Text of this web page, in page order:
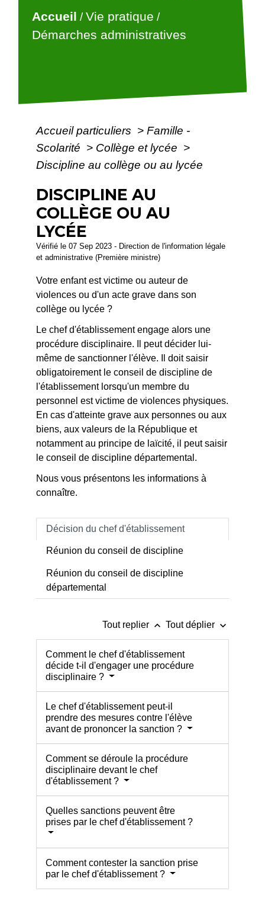
Accueil /Vie pratique /
Démarches administratives
Accueil particuliers > Famille -
Scolarité > Collège et lycée >
Discipline au collège ou au lycée
DISCIPLINE AU
COLLÈGE OU AU
LYCÉE
Vérifié le 07 Sep 2023 - Direction de l'information légale
et administrative (Première ministre)
Votre enfant est victime ou auteur de
violences ou d'un acte grave dans son
collège ou lycée ?
Le chef d'établissement engage alors une
procédure disciplinaire. Il peut décider lui-
même de sanctionner l'élève. Il doit saisir
obligatoirement le conseil de discipline de
l'établissement lorsqu'un membre du
personnel est victime de violences physiques.
En cas d'atteinte grave aux personnes ou aux
biens, aux valeurs de la République et
notamment au principe de laïcité, il peut saisir
le conseil de discipline départemental.
Nous vous présentons les informations à
connaître.
Décision du chef d'établissement
Réunion du conseil de discipline
Réunion du conseil de discipline
départemental
Tout replier keyboard_arrow_up Tout déplier keyboard_arrow_down
Comment le chef d'établissement
décide t-il d'engager une procédure
disciplinaire ?
Le chef d'établissement peut-il
prendre des mesures contre l'élève
avant de prononcer la sanction ?
Comment se déroule la procédure
disciplinaire devant le chef
d'établissement ?
Quelles sanctions peuvent être
prises par le chef d'établissement ?
Comment contester la sanction prise
par le chef d'établissement ?